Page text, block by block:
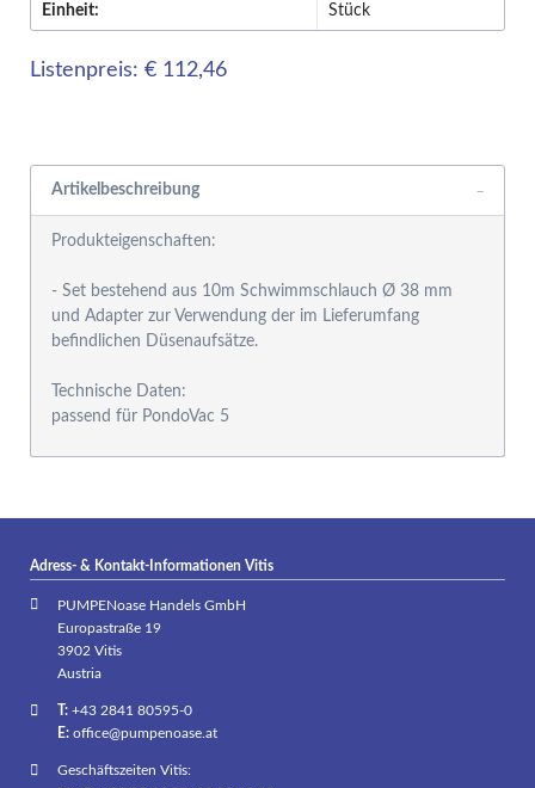
Einheit: Stück
Listenpreis: € 112,46
Artikelbeschreibung
Produkteigenschaften:
- Set bestehend aus 10m Schwimmschlauch Ø 38 mm
und Adapter zur Verwendung der im Lieferumfang
befindlichen Düsenaufsätze.
Technische Daten:
passend für PondoVac 5
Adress- & Kontakt-Informationen Vitis
PUMPENoase Handels GmbH
Europastraße 19
3902 Vitis
Austria
T:+43 2841 80595-0
E: office@pumpenoase.at
Geschäftszeiten Vitis: